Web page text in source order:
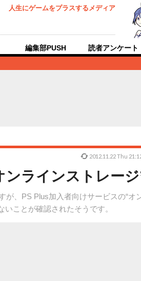
人生にゲームをプラスするメディア
編集部PUSH 読者アンケート
ラインストレー
が、PS Plus加入者向けサービスの“オ
ことが確認されたそうです。
2012.11.22 Thu